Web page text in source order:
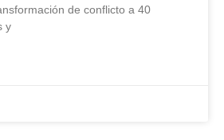
de conflicto a 40
y